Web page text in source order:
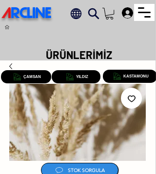
ARCLINE
ÇAMSAN YILDIZ KASTAMONU
STOK SORGULA
ÜRÜNLERİMİZ